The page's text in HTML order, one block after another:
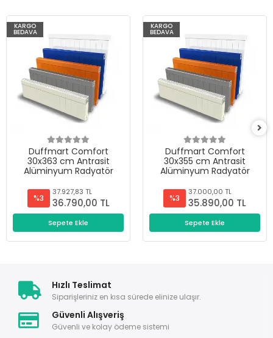
KARGO
BEDAVA
Duffmart Comfort
30x363 cm Antrasit
Alüminyum Radyatör
%3
37.927,83 TL
36.790,00 TL
Sepete Ekle
KARGO
BEDAVA
Duffmart Comfort
30x355 cm Antrasit
Alüminyum Radyatör
%3
37.000,00 TL
35.890,00 TL
Sepete Ekle
Hızlı Teslimat
Siparişleriniz en kısa sürede elinize ulaşır.
Güvenli Alışveriş
Güvenli ve kolay ödeme sistemi